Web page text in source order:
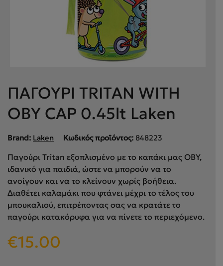
ΠΑΓΟΥΡΙ TRITAN WITH
OBY CAP 0.45lt Laken
Brand: Laken Κωδικός προϊόντος: 848223
Παγούρι Tritan εξοπλισμένο με το καπάκι μας OBY,
ιδανικό για παιδιά, ώστε να μπορούν να το
ανοίγουν και να το κλείνουν χωρίς βοήθεια.
Διαθέτει καλαμάκι που φτάνει μέχρι το τέλος του
μπουκαλιού, επιτρέποντας σας να κρατάτε το
παγούρι κατακόρυφα για να πίνετε το περιεχόμενο.
€15.00